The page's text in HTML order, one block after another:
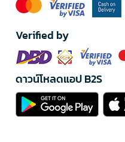
Verified by
ดาวน์โหลดแอป B2S